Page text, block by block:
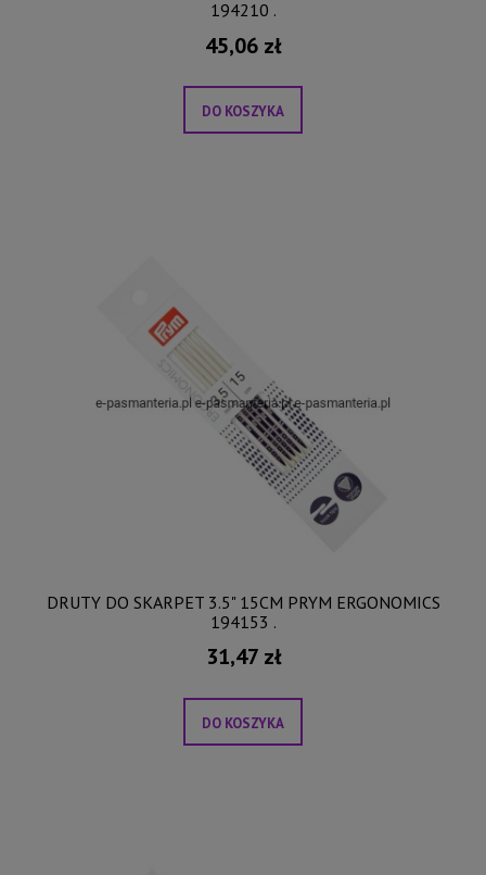
194210 .
45,06 zł
DO KOSZYKA
DRUTY DO SKARPET 3.5" 15CM PRYM ERGONOMICS
194153 .
31,47 zł
DO KOSZYKA